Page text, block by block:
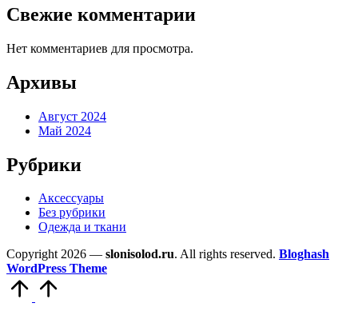
Свежие комментарии
Нет комментариев для просмотра.
Архивы
Август 2024
Май 2024
Рубрики
Аксессуары
Без рубрики
Одежда и ткани
Copyright 2026 — slonisolod.ru. All rights reserved. Bloghash
WordPress Theme